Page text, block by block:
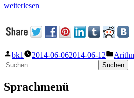
„Division
weiterlesen
Veröffentlicht
von
bk1 2014-06-062014-06-12
unter
Suchen
nach:
Sprachmenü